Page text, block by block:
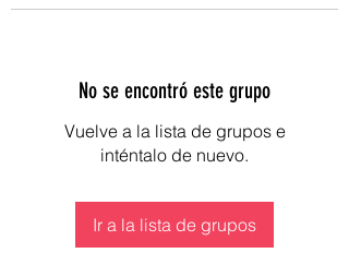
No se encontró este grupo
Vuelve a la lista de grupos e
inténtalo de nuevo.
Ir a la lista de grupos